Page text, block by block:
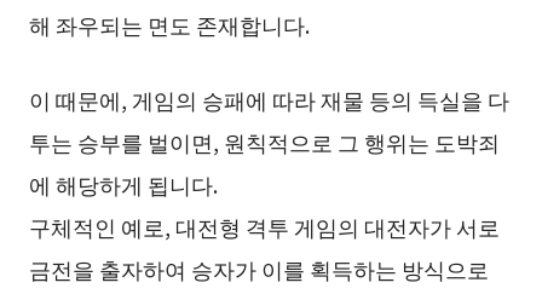
해 좌우되는 면도 존재합니다.
이 때문에, 게임의 승패에 따라 재물 등의 득실을 다
투는 승부를 벌이면, 원칙적으로 그 행위는 도박죄
에 해당하게 됩니다.
구체적인 예로, 대전형 격투 게임의 대전자가 서로
금전을 출자하여 승자가 이를 획득하는 방식으로